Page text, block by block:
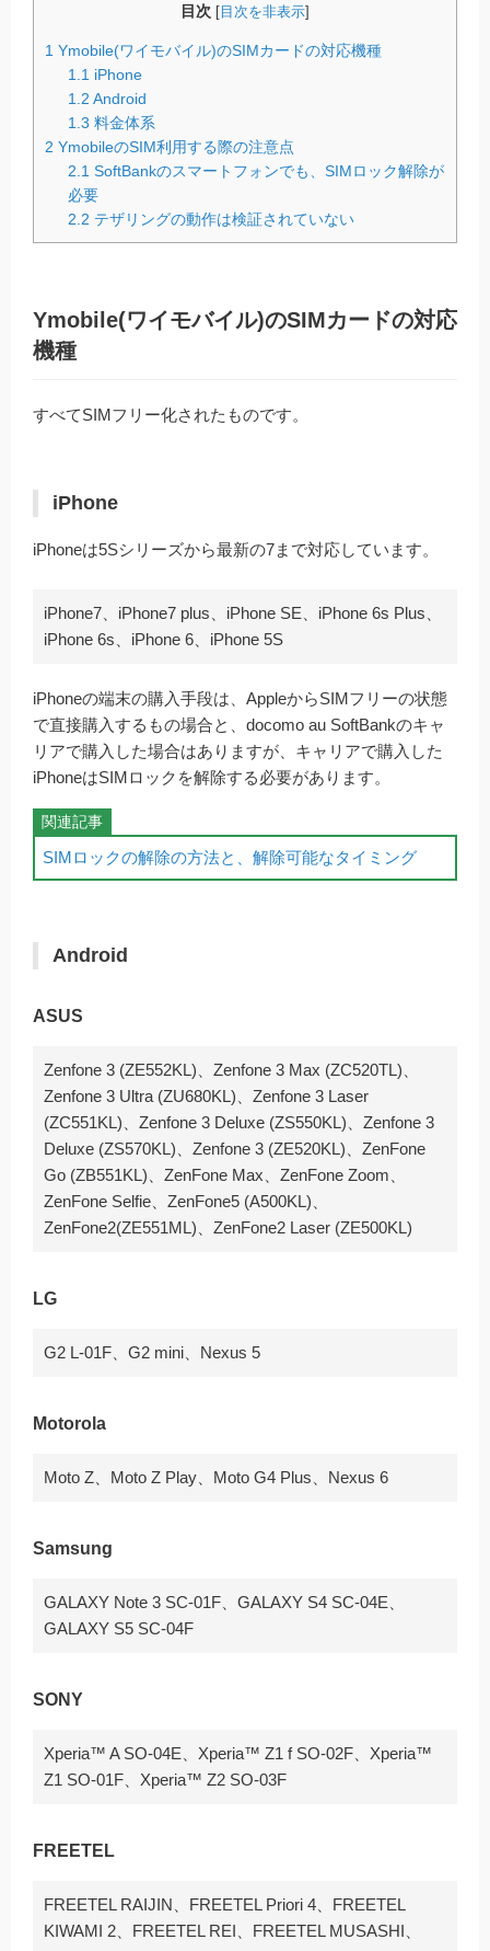
目次 [目次を非表示]
1 Ymobile(ワイモバイル)のSIMカードの対応機種
1.1 iPhone
1.2 Android
1.3 料金体系
2 YmobileのSIM利用する際の注意点
2.1 SoftBankのスマートフォンでも、SIMロック解除が
必要
2.2 テザリングの動作は検証されていない
Ymobile(ワイモバイル)のSIMカードの対応
機種
すべてSIMフリー化されたものです。
iPhone
iPhoneは5Sシリーズから最新の7まで対応しています。
iPhone7、iPhone7 plus、iPhone SE、iPhone 6s Plus、
iPhone 6s、iPhone 6、iPhone 5S
iPhoneの端末の購入手段は、AppleからSIMフリーの状態
で直接購入するもの場合と、docomo au SoftBankのキャ
リアで購入した場合はありますが、キャリアで購入した
iPhoneはSIMロックを解除する必要があります。
SIMロックの解除の方法と、解除可能なタイミング
Android
ASUS
Zenfone 3 (ZE552KL)、Zenfone 3 Max (ZC520TL)、
Zenfone 3 Ultra (ZU680KL)、Zenfone 3 Laser
(ZC551KL)、Zenfone 3 Deluxe (ZS550KL)、Zenfone 3
Deluxe (ZS570KL)、Zenfone 3 (ZE520KL)、ZenFone
Go (ZB551KL)、ZenFone Max、ZenFone Zoom、
ZenFone Selfie、ZenFone5 (A500KL)、
ZenFone2(ZE551ML)、ZenFone2 Laser (ZE500KL)
LG
G2 L-01F、G2 mini、Nexus 5
Motorola
Moto Z、Moto Z Play、Moto G4 Plus、Nexus 6
Samsung
GALAXY Note 3 SC-01F、GALAXY S4 SC-04E、
GALAXY S5 SC-04F
SONY
Xperia™ A SO-04E、Xperia™ Z1 f SO-02F、Xperia™
Z1 SO-01F、Xperia™ Z2 SO-03F
FREETEL
FREETEL RAIJIN、FREETEL Priori 4、FREETEL
KIWAMI 2、FREETEL REI、FREETEL MUSASHI、